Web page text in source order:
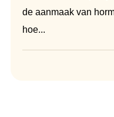
de aanmaak van
hoe...